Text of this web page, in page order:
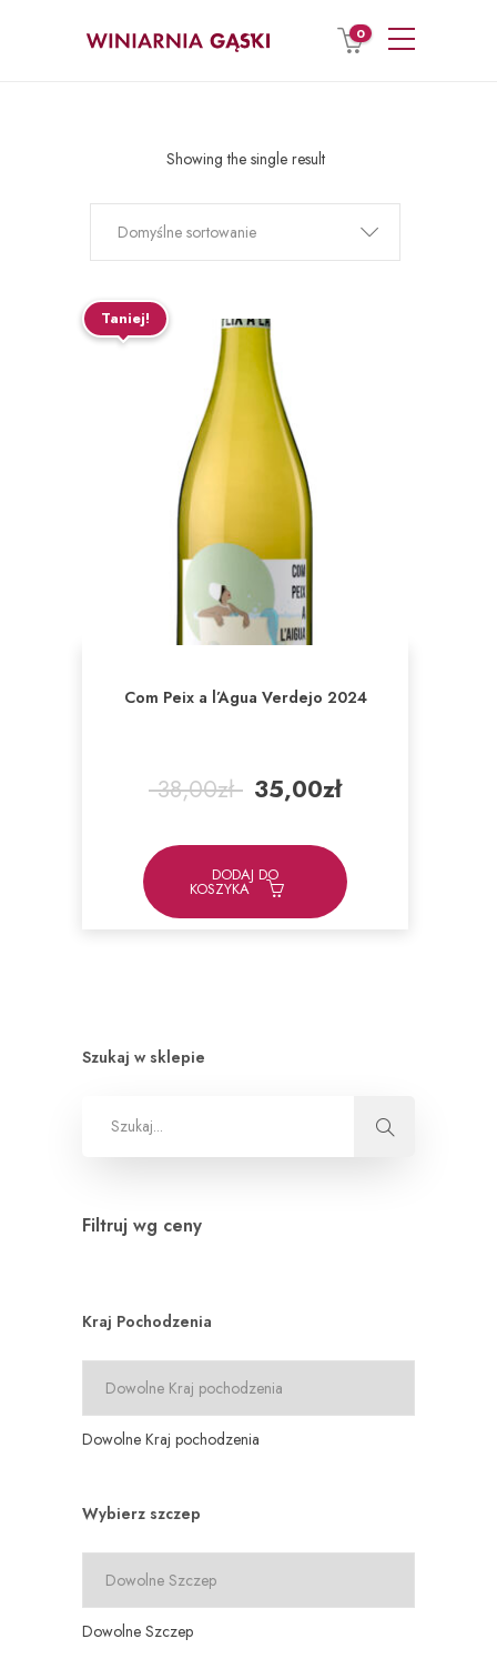
0
Showing the single result
Domyślne sortowanie
Taniej!
Com Peix a l’Agua Verdejo 2024
38,00zł Pierwotna
wynosiła:
38,00zł.
35,00złAktualna
35,00zł.
DODAJ DO
KOSZYKA
Szukaj w sklepie
Filtruj wg ceny
Kraj Pochodzenia
Dowolne Kraj pochodzenia
Wybierz szczep
Dowolne Szczep